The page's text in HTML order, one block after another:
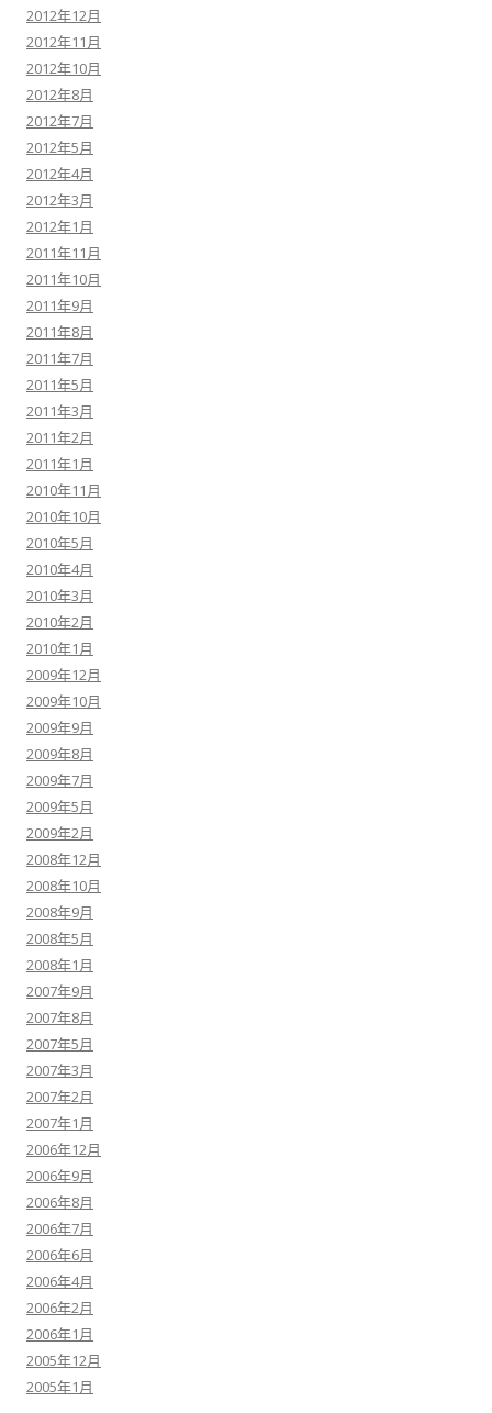
2012年12月
2012年11月
2012年10月
2012年8月
2012年7月
2012年5月
2012年4月
2012年3月
2012年1月
2011年11月
2011年10月
2011年9月
2011年8月
2011年7月
2011年5月
2011年3月
2011年2月
2011年1月
2010年11月
2010年10月
2010年5月
2010年4月
2010年3月
2010年2月
2010年1月
2009年12月
2009年10月
2009年9月
2009年8月
2009年7月
2009年5月
2009年2月
2008年12月
2008年10月
2008年9月
2008年5月
2008年1月
2007年9月
2007年8月
2007年5月
2007年3月
2007年2月
2007年1月
2006年12月
2006年9月
2006年8月
2006年7月
2006年6月
2006年4月
2006年2月
2006年1月
2005年12月
2005年1月